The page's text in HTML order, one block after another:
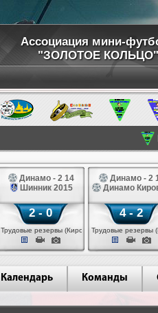
Ассоциация мини-
"ЗОЛОТОЕ КОЛЬЦО"
Динамо - 2 14
Шинник 2015
2 - 0
Трудовые резервы (Киров)
Динамо - 2
Динамо
4 - 2
Трудовые резервы
Календарь Команды